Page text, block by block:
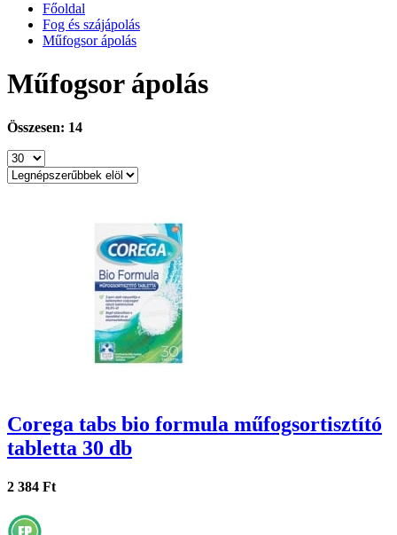
Főoldal
Fog és szájápolás
Műfogsor ápolás
Műfogsor ápolás
Összesen: 14
Corega tabs bio formula műfogsortisztító
tabletta 30 db
2 384 Ft